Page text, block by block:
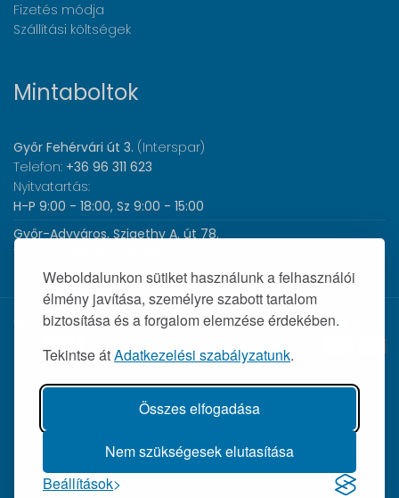
Weboldalunkon sütiket használunk a felhasználói
élmény javítása, személyre szabott tartalom
biztosítása és a forgalom elemzése érdekében.
Tekintse átAdatkezelési szabályzatunk.
Összes elfogadása
Nem szükségesek elutasítása
Beállítások
Fizetés módja
Szállítási költségek
Mintaboltok
Győr Fehérvári út 3. (Interspar)
Telefon: +36 96 311 623
Nyitvatartás:
H-P 9:00 - 18:00, Sz 9:00 - 15:00
Győr-Adyváros, Szigethy A. út 78.
Telefon:
Nyitvatartás:H-P 8:00 - 17:00
© 2026 Wolf Orvosi Műszer Kft. |